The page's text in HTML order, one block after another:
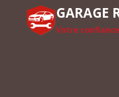
contenu
GARAGE
Votre